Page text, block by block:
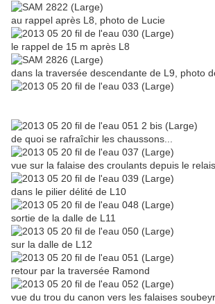
au rappel après L8, photo de Lucie
le rappel de 15 m après L8
dans la traversée descendante de L9, photo
de quoi se rafraîchir les chaussons...
vue sur la falaise des croulants depuis le
dans le pilier délité de L10
sortie de la dalle de L11
sur la dalle de L12
retour par la traversée Ramond
vue du trou du canon vers les falaises